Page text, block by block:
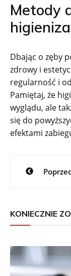
Metody
Dbając o zęby
zdrowy i
regularność i
Pamiętaj, że
wyglądu, ale
się do
efektami
wpisu
KONIECZNIE